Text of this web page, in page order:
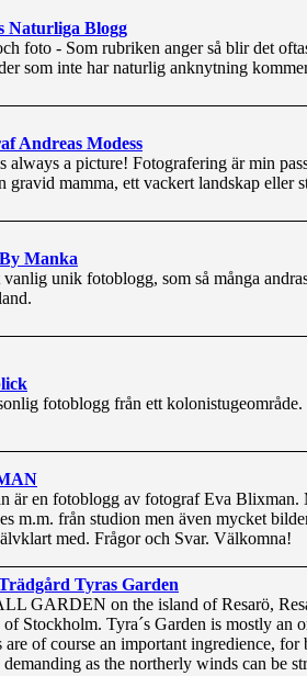
Naturliga Blogg
foto - Som rubriken anger så blir det
som inte har naturlig anknytning
Andreas Modess
always a picture! Fotografering är min
gravid mamma, ett vackert landskap eller
Manka
unik fotoblogg, som så många
fotoblogg från ett
är en fotoblogg av fotograf Eva Blixman.
m.m. från studion men även mycket
med. Frågor och Svar. Välkomna!
Tyras Garden
GARDEN on the island of Resarö,
of Stockholm. Tyra´s Garden is mostly an
are of course an important ingredience,
demanding as the northerly winds can be